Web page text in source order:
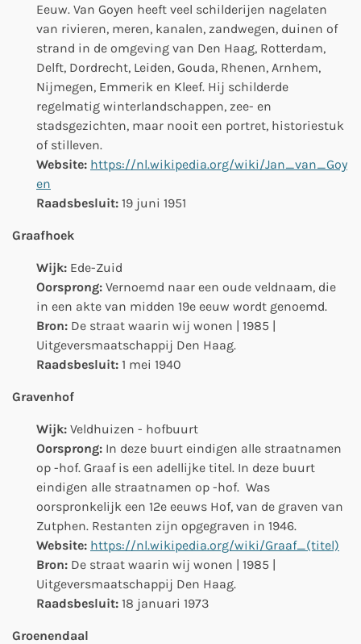
Eeuw. Van Goyen heeft veel schilderijen nagelaten
van rivieren, meren, kanalen, zandwegen, duinen of
strand in de omgeving van Den Haag, Rotterdam,
Delft, Dordrecht, Leiden, Gouda, Rhenen, Arnhem,
Nijmegen, Emmerik en Kleef. Hij schilderde
regelmatig winterlandschappen, zee- en
stadsgezichten, maar nooit een portret, historiestuk
of stilleven.
Website: https://nl.wikipedia.org/wiki/Jan_van_Goy
en
Raadsbesluit: 19 juni 1951
Graafhoek
Wijk: Ede-Zuid
Oorsprong: Vernoemd naar een oude veldnaam, die
in een akte van midden 19e eeuw wordt genoemd.
Bron: De straat waarin wij wonen | 1985 |
Uitgeversmaatschappij Den Haag.
Raadsbesluit: 1 mei 1940
Gravenhof
Wijk: Veldhuizen - hofbuurt
Oorsprong: In deze buurt eindigen alle straatnamen
op -hof. Graaf is een adellijke titel. In deze buurt
eindigen alle straatnamen op -hof. Was
oorspronkelijk een 12e eeuws Hof, van de graven van
Zutphen. Restanten zijn opgegraven in 1946.
Website: https://nl.wikipedia.org/wiki/Graaf_(titel)
Bron: De straat waarin wij wonen | 1985 |
Uitgeversmaatschappij Den Haag.
Raadsbesluit: 18 januari 1973
Groenendaal